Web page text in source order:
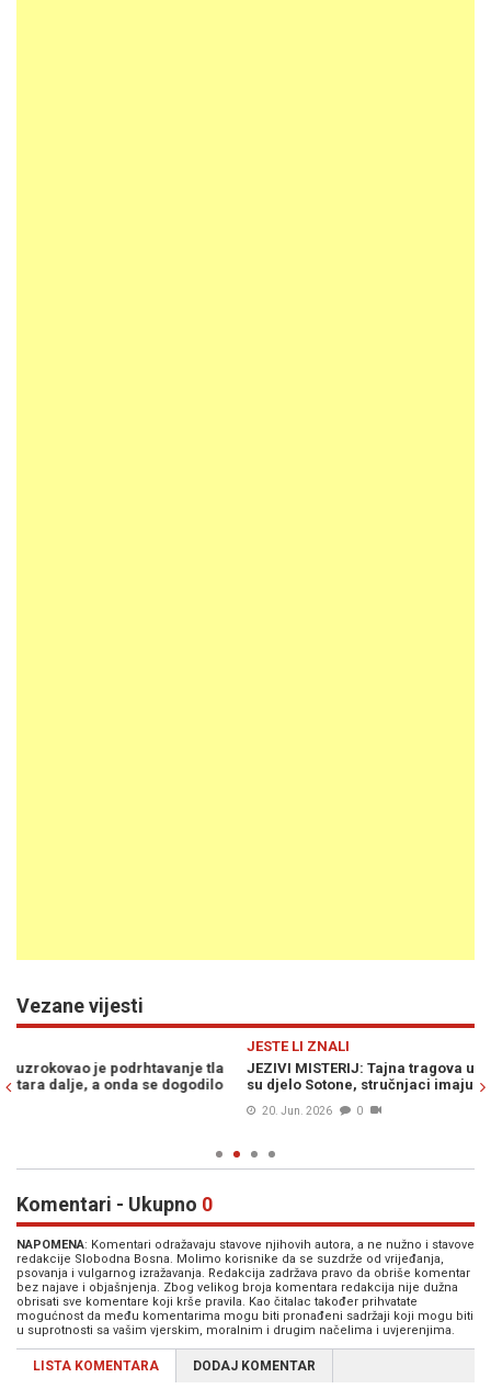
Vezane vijesti
JEZIVI MISTERIJ: Tajna tragova u vreloj lavi, mještani smatraju da
su djelo Sotone, stručnjaci imaju svoju teoriju…
Komentari - Ukupno 0
NAPOMENA: Komentari odražavaju stavove njihovih autora, a ne nužno i stavove
redakcije Slobodna Bosna. Molimo korisnike da se suzdrže od vrijeđanja,
psovanja i vulgarnog izražavanja. Redakcija zadržava pravo da obriše komentar
bez najave i objašnjenja. Zbog velikog broja komentara redakcija nije dužna
obrisati sve komentare koji krše pravila. Kao čitalac također prihvatate
mogućnost da među komentarima mogu biti pronađeni sadržaji koji mogu biti
u suprotnosti sa vašim vjerskim, moralnim i drugim načelima i uvjerenjima.
LISTA KOMENTARA DODAJ KOMENTAR